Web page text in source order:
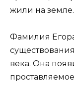
жили на земле.
Фамилия
века. Она